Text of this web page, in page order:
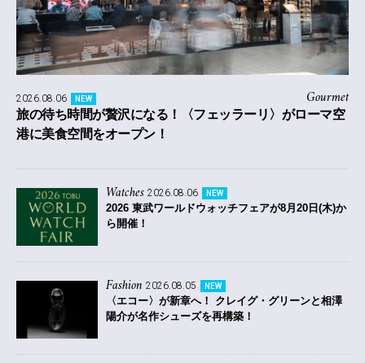
Gourmet
2026.08.06 NEW
旅の待ち時間が贅沢になる！〈フェッラーリ〉がローマ空
港に美食空間をオープン！
Watches 2026.08.06 NEW
2026 東武ワールドウォッチフェアが8月20日(木)か
ら開催！
Fashion 2026.08.05 NEW
〈エコー〉が新章へ！ クレイグ・グリーンと相澤
陽介が名作シューズを再構築！